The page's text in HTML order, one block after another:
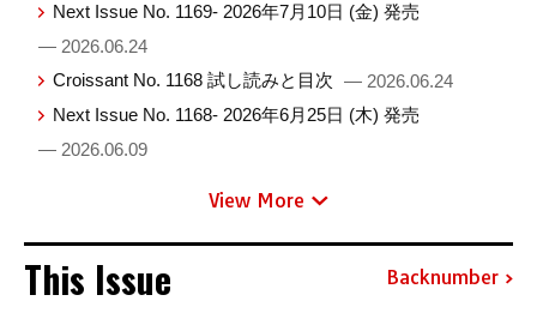
Next Issue No. 1169- 2026年7月10日 (金) 発売
— 2026.06.24
Croissant No. 1168 試し読みと目次 — 2026.06.24
Next Issue No. 1168- 2026年6月25日 (木) 発売
— 2026.06.09
View More
This Issue Backnumber